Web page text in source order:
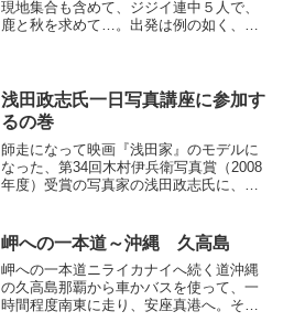
現地集合も含めて、ジジイ連中５人で、
鹿と秋を求めて…。出発は例の如く、早
地で一人と合流しての計５人...
浅田政志氏一日写真講座に参加す
るの巻
師走になって映画『浅田家』のモデルに
なった、第34回木村伊兵衛写真賞（2008
年度）受賞の写真家の浅田政志氏に、い
メンタリーも観たりして、作品だけでな
く、その人となりに...
岬への一本道～沖縄 久高島
岬への一本道ニライカナイへ続く道沖縄
の久高島那覇から車かバスを使って、一
時間程度南東に走り、安座真港へ。そこ